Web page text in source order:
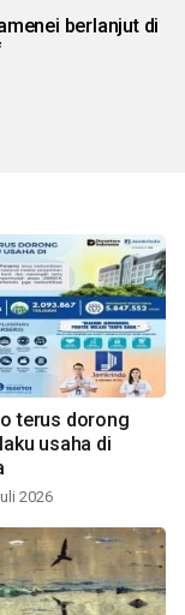
berlanjut di
terus dorong
usaha di
2026